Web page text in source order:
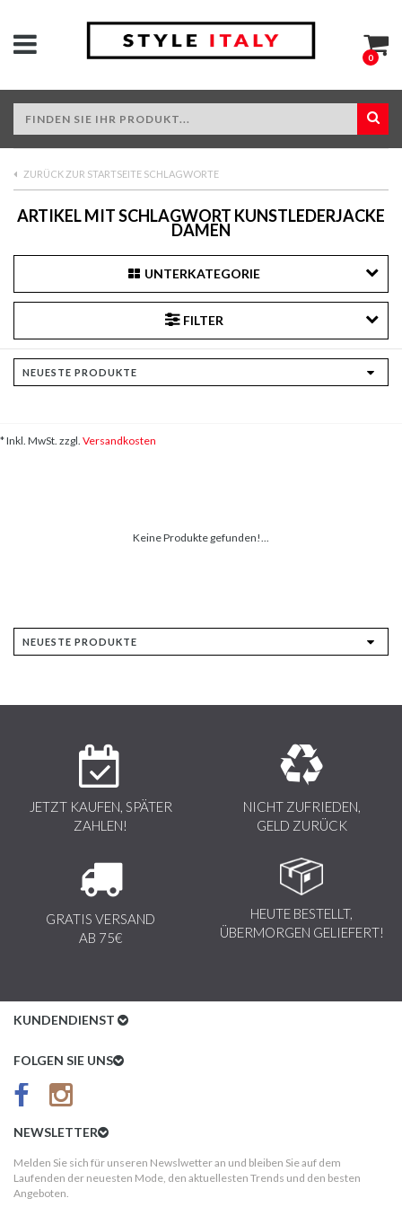
0
ZURÜCK ZUR STARTSEITE SCHLAGWORTE
ARTIKEL MIT SCHLAGWORT KUNSTLEDERJACKE
DAMEN
UNTERKATEGORIE
FILTER
* Inkl. MwSt. zzgl. Versandkosten
Keine Produkte gefunden!...
JETZT KAUFEN, SPÄTER
ZAHLEN!
NICHT ZUFRIEDEN,
GELD ZURÜCK
GRATIS VERSAND
AB 75€
HEUTE BESTELLT,
ÜBERMORGEN GELIEFERT!
KUNDENDIENST
Kundenservice
AGB
Kundeninformationen
FOLGEN SIE UNS
NEWSLETTER
Melden Sie sich für unseren Newslwetter an und bleiben Sie auf dem
Laufenden der neuesten Mode, den aktuellesten Trends und den besten
Angeboten.